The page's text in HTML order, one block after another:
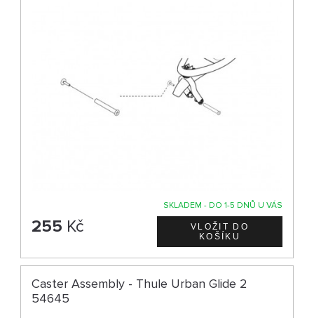
SKLADEM - DO 1-5 DNŮ U VÁS
255 Kč
Caster Assembly - Thule Urban Glide 2
54645